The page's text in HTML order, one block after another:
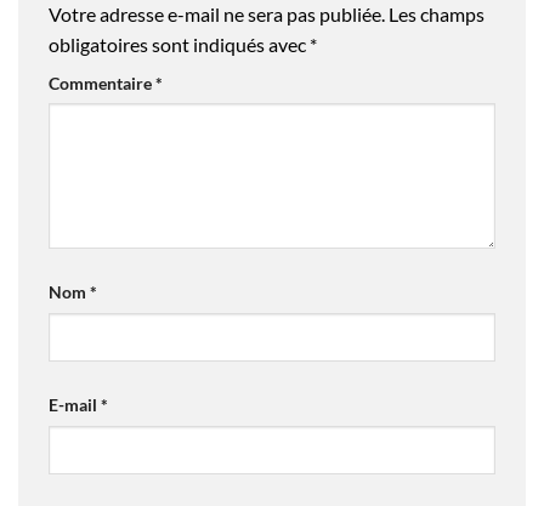
Votre adresse e-mail ne sera pas publiée. Les champs
obligatoires sont indiqués avec *
Commentaire*
Nom *
E-mail *